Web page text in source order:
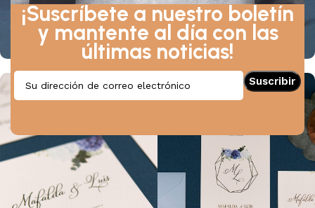
¡Suscríbete a nuestro boletín
y mantente al día con las
últimas noticias!